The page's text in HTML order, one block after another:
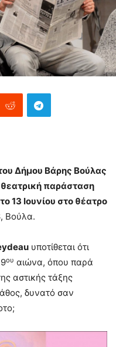
Δήμου Βάρης Βούλας
παράσταση
13 Ιουνίου στο θέατρο
Βούλα.
υποτίθεται ότι
ου αιώνα, όπου παρά
αστικής τάξης
δυνατό σαν